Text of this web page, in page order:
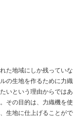
た地域にしか残っていな
の生地を作るために力織
いという理由からではあ
その目的は、力織機を使
生地に仕上げることがで